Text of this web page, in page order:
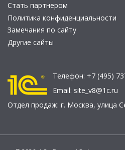
Стать партнером
Политика конфиденциальности
Замечания по сайту
Другие сайты
Телефон: +7 (495)
Email: site_v8@1c.ru
Отдел продаж: г. Москва, улица